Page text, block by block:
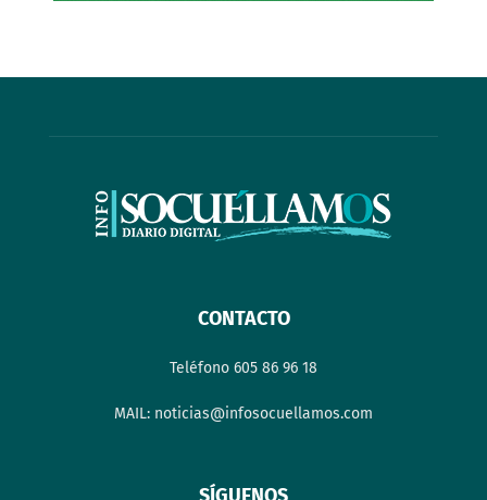
CONTACTO
Teléfono 605 86 96 18
MAIL: noticias@infosocuellamos.com
SÍGUENOS